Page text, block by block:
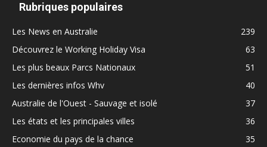
Rubriques populaires
Les News en Australie
239
Découvrez le Working Holiday Visa
63
Les plus beaux Parcs Nationaux
51
Les dernières infos Whv
40
Australie de l'Ouest - Sauvage et isolé
37
Les états et les principales villes
36
Economie du pays de la chance
35